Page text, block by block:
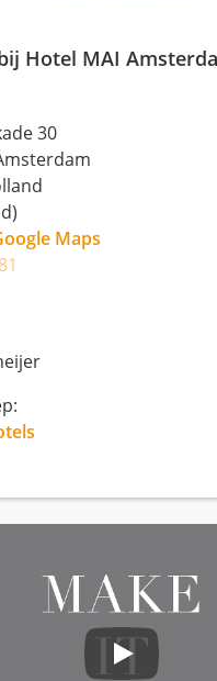
Hotel MAI
30
Maps